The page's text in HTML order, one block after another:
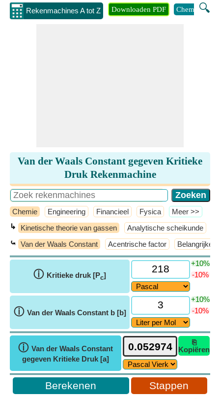
Rekenmachines A tot Z 🔍
Downloaden PDF Chemie
Van der Waals Constant gegeven Kritieke
Druk Rekenmachine
Chemie Engineering Financieel Fysica ​Meer >>
↳ Kinetische theorie van gassen Analytische scheikunde
⤿ Van der Waals Constant Acentrische factor Belangrijke
ⓘ Kritieke druk [Pc]
+10%
-10%
ⓘ Van der Waals Constant b [b]
+10%
-10%
ⓘ Van der Waals Constant
gegeven Kritieke Druk [a]
⎘
Kopiëren
Stappen